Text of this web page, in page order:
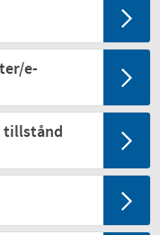
e-
tillstånd